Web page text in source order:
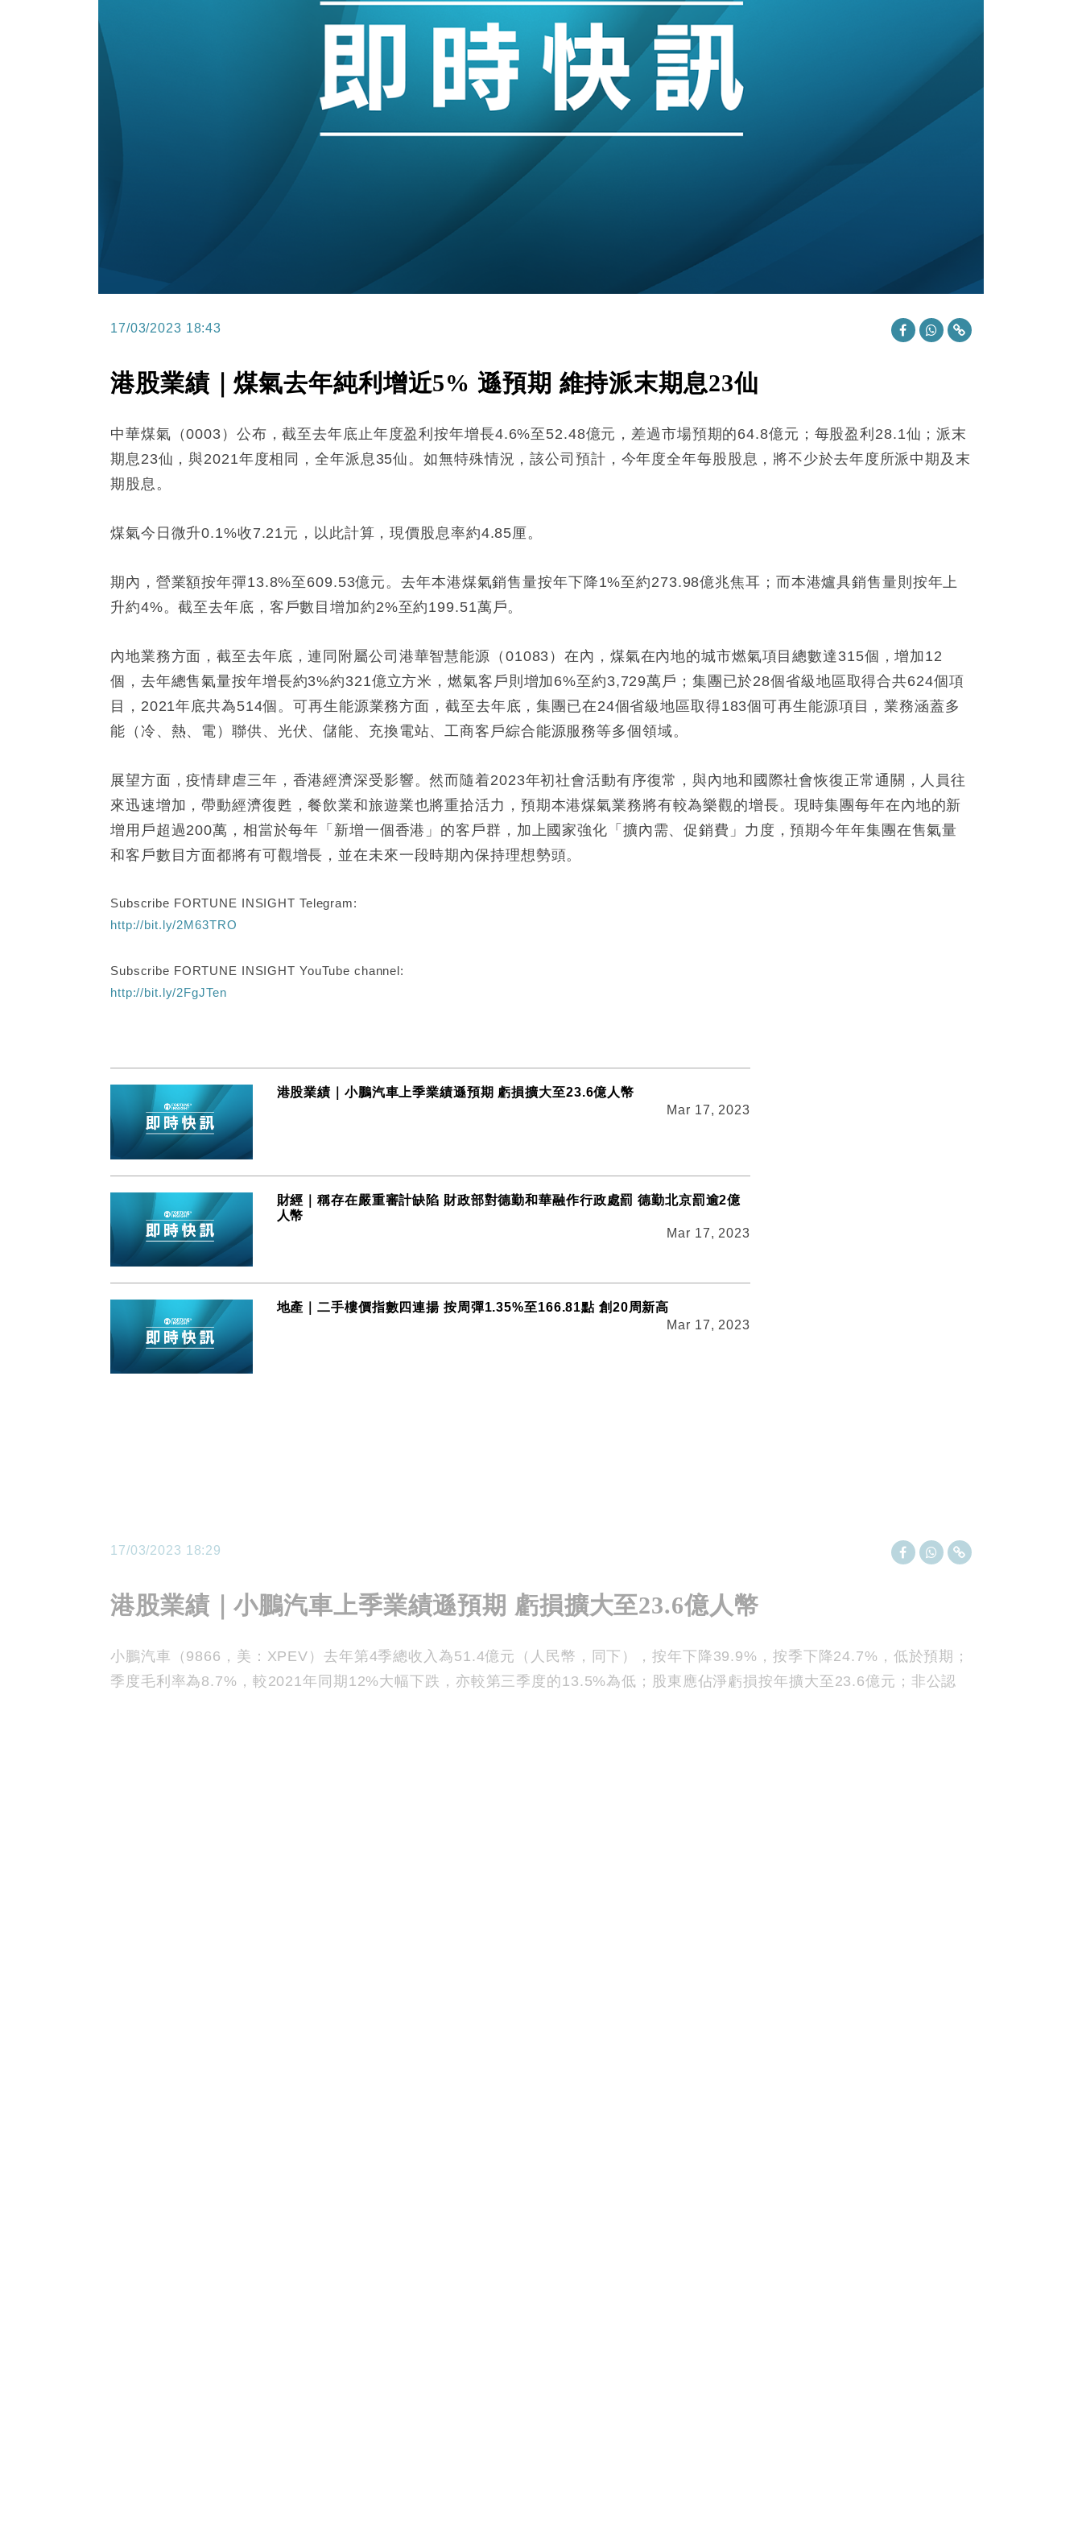
國際｜特朗普赴洛杉磯高球場活動前 男子攜槍彈被捕
財經｜香港7月PMI回落至51 企業擴張放慢兼縮減人手
11:40 財經｜黑石傳再籌逾360億美元 支援Anthropic租用Google晶片
10:57 財經｜美商務部擬擴大金屬關稅範圍 14類產品或加徵25%
18:15 本地｜新世界K11 9月升級會員制度 增鉑金卡級別鎖定高消費客群
17:40 財經｜本港6月零售額連升14個月 珠寶鐘錶銷售升勢最強
17/03/2023 18:43
港股業績｜煤氣去年純利增近5% 遜預期 維持派末期息23仙
中華煤氣（0003）公布，截至去年底止年度盈利按年增長4.6%至52.48億元，差過市場預期的64.8億元；每股盈利28.1仙；派末
期息23仙，與2021年度相同，全年派息35仙。如無特殊情況，該公司預計，今年度全年每股股息，將不少於去年度所派中期及末
期股息。
煤氣今日微升0.1%收7.21元，以此計算，現價股息率約4.85厘。
期內，營業額按年彈13.8%至609.53億元。去年本港煤氣銷售量按年下降1%至約273.98億兆焦耳；而本港爐具銷售量則按年上
升約4%。截至去年底，客戶數目增加約2%至約199.51萬戶。
內地業務方面，截至去年底，連同附屬公司港華智慧能源（01083）在內，煤氣在內地的城市燃氣項目總數達315個，增加12
個，去年總售氣量按年增長約3%約321億立方米，燃氣客戶則增加6%至約3,729萬戶；集團已於28個省級地區取得合共624個項
目，2021年底共為514個。可再生能源業務方面，截至去年底，集團已在24個省級地區取得183個可再生能源項目，業務涵蓋多
能（冷、熱、電）聯供、光伏、儲能、充換電站、工商客戶綜合能源服務等多個領域。
展望方面，疫情肆虐三年，香港經濟深受影響。然而隨着2023年初社會活動有序復常，與內地和國際社會恢復正常通關，人員往
來迅速增加，帶動經濟復甦，餐飲業和旅遊業也將重拾活力，預期本港煤氣業務將有較為樂觀的增長。現時集團每年在內地的新
增用戶超過200萬，相當於每年「新增一個香港」的客戶群，加上國家強化「擴內需、促銷費」力度，預期今年年集團在售氣量
和客戶數目方面都將有可觀增長，並在未來一段時期內保持理想勢頭。
Subscribe FORTUNE INSIGHT Telegram:
http://bit.ly/2M63TRO
Subscribe FORTUNE INSIGHT YouTube channel:
http://bit.ly/2FgJTen
港股業績｜小鵬汽車上季業績遜預期 虧損擴大至23.6億人幣
Mar 17, 2023
財經｜稱存在嚴重審計缺陷 財政部對德勤和華融作行政處罰 德勤北京罰逾2億
人幣
Mar 17, 2023
地產｜二手樓價指數四連揚 按周彈1.35%至166.81點 創20周新高
Mar 17, 2023